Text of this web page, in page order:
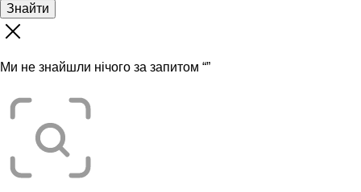
Знайти
Ми не знайшли нічого за запитом “”